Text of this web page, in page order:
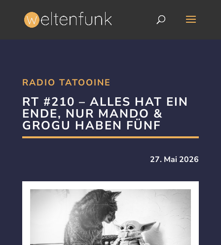
RADIO TATOOINE
RT #210 – ALLES HAT EIN
ENDE, NUR MANDO &
GROGU HABEN FÜNF
27. Mai 2026